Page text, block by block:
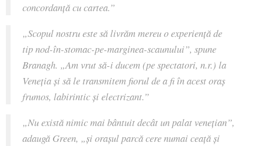
concordanță cu cartea.”
„Scopul nostru este să livrăm mereu o experiență de
tip nod-în-stomac-pe-marginea-scaunului”, spune
Branagh. „Am vrut să-i ducem (pe spectatori, n.r.) la
Veneția și să le transmitem fiorul de a fi în acest oraș
frumos, labirintic și electrizant.”
„Nu există nimic mai bântuit decât un palat venețian”,
adaugă Green, „și orașul parcă cere numai ceață și